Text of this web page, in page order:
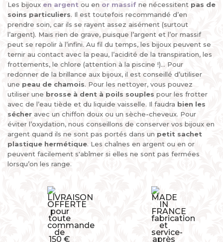
Les bijoux en argent ou en or massif ne nécessitent pas de
soins particuliers. Il est toutefois recommandé d’en
prendre soin, car ils se rayent assez aisément (surtout
l’argent). Mais rien de grave, puisque l’argent et l’or massif
peut se repolir à l’infini. Au fil du temps, les bijoux peuvent se
ternir au contact avec la peau, l’acidité de la transpiration, les
frottements, le chlore (attention à la piscine !)... Pour
redonner de la brillance aux bijoux, il est conseillé d’utiliser
une peau de chamois. Pour les nettoyer, vous pouvez
utiliser une brosse à dent à poils souples pour les frotter
avec de l’eau tiède et du liquide vaisselle. Il faudra bien les
sécher avec un chiffon doux ou un sèche-cheveux. Pour
éviter l’oxydation, nous conseillons de conserver vos bijoux en
argent quand ils ne sont pas portés dans un petit sachet
plastique hermétique. Les chaînes en argent ou en or
peuvent facilement s'abîmer si elles ne sont pas fermées
lorsqu’on les range.